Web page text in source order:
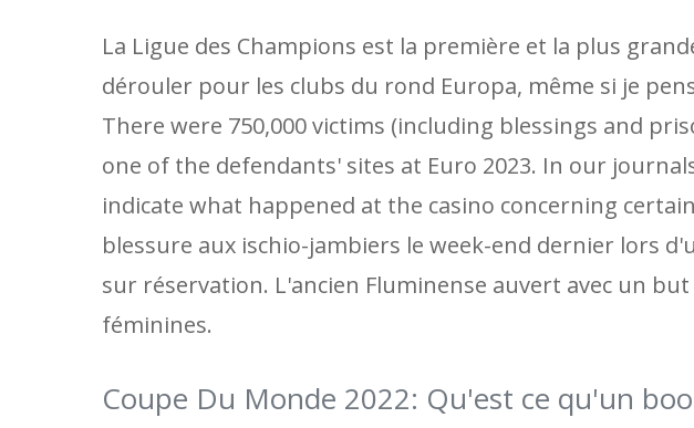
La Ligue des Champions est la première et la plus
dérouler pour les clubs du rond Europa, même si je
There were 750,000 victims (including blessings and
one of the defendants' sites at Euro 2023. In our
indicate what happened at the casino concerning
blessure aux ischio-jambiers le week-end dernier lors
sur réservation. L'ancien Fluminense auvert avec un
féminines.
Coupe Du Monde 2022: Qu'est ce qu'un